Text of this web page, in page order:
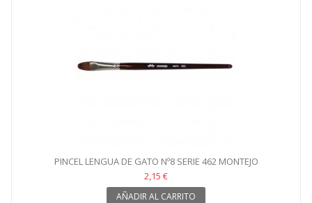
PINCEL LENGUA DE GATO Nº8 SERIE 462 MONTEJO
2,15 €
AÑADIR AL CARRITO